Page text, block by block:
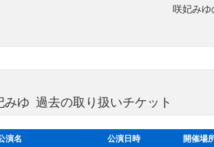
咲妃みゆ
みゆ 過去の取り扱いチケット
演名 公演日時 開催場